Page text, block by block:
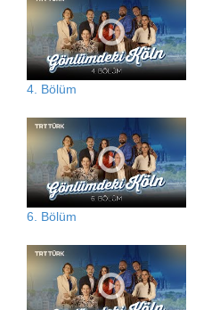
4. Bölüm
6. Bölüm